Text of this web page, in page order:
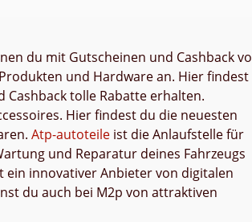
du mit Gutscheinen und Cashback
und Hardware an. Hier findest
tolle Rabatte erhalten.
Hier findest du die neuesten
Atp-autoteile ist die Anlaufstelle für
und Reparatur deines Fahrzeugs
ein innovativer Anbieter von digitalen
du auch bei M2p von attraktiven